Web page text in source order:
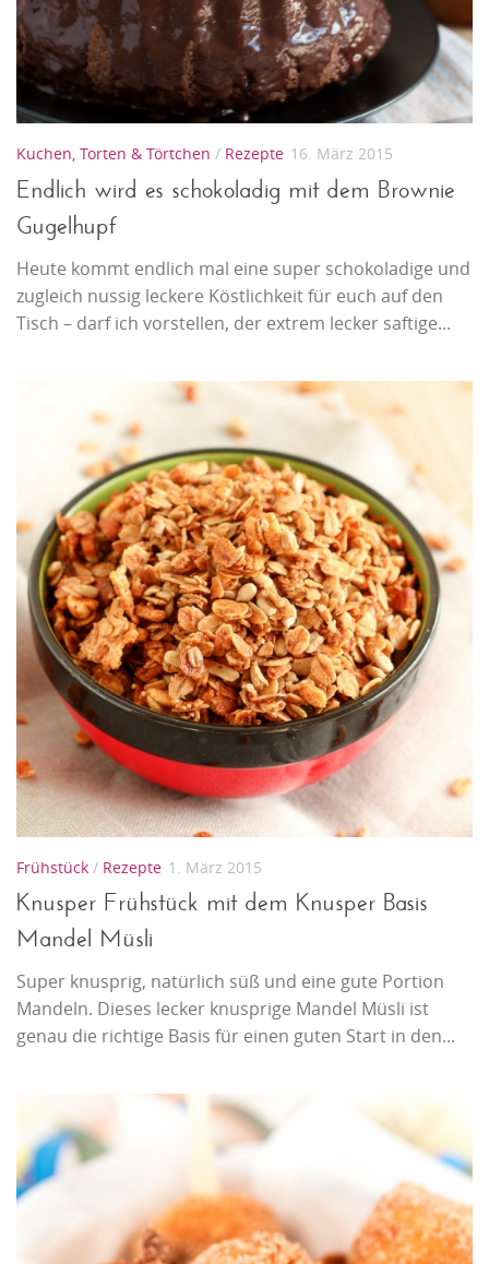
Kuchen, Torten & Törtchen / Rezepte 16. März 2015
Endlich wird es schokoladig mit dem Brownie
Gugelhupf
Heute kommt endlich mal eine super schokoladige und
zugleich nussig leckere Köstlichkeit für euch auf den
Tisch – darf ich vorstellen, der extrem lecker saftige...
Frühstück / Rezepte 1. März 2015
Knusper Frühstück mit dem Knusper Basis
Mandel Müsli
Super knusprig, natürlich süß und eine gute Portion
Mandeln. Dieses lecker knusprige Mandel Müsli ist
genau die richtige Basis für einen guten Start in den...